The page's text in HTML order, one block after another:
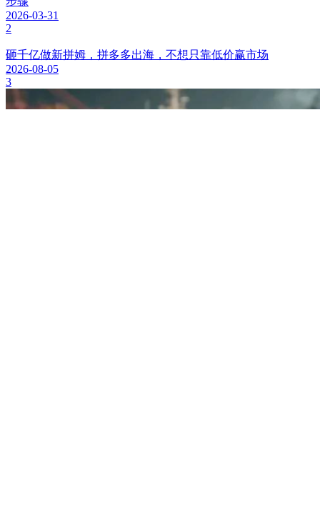
2026-03-31
2
砸千亿做新拼姆，拼多多出海，不想只靠低价赢市场
2026-08-05
3